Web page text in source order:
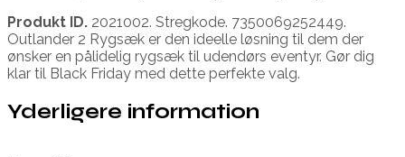
Produkt ID. 2021002. Stregkode. 7350069252449.
Outlander 2 Rygsæk er den ideelle løsning til dem der
ønsker en pålidelig rygsæk til udendørs eventyr. Gør dig
klar til Black Friday med dette perfekte valg.
Yderligere information